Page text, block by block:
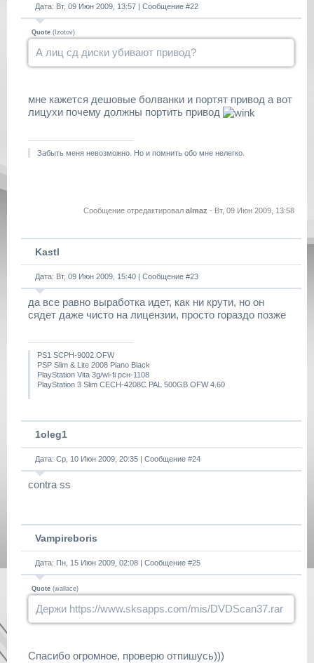
Дата: Вт, 09 Июн 2009, 13:57 | Сообщение #22
Quote ( Izotov)
А лиц сд диски убивают привод?
мне кажется дешовые болванки и портят привод а вот
лицухи почему должны портить привод
Забыть меня невозможно. Но и помнить обо мне нелегко.
Сообщение отредактировал almaz - Вт, 09 Июн 2009, 13:58
Kastl
Дата: Вт, 09 Июн 2009, 15:40 | Сообщение #23
да все равно выработка идет, как ни крути, но он
сядет даже чисто на лицензии, просто гораздо позже
PS1 SCPH-9002 OFW
PSP Slim & Lite 2008 Piano Black
PlayStation Vita 3g/wi-fi рсн-1108
PlayStation 3 Slim CECH-4208C PAL 500GB OFW 4.60
1oleg1
Дата: Ср, 10 Июн 2009, 20:35 | Сообщение #24
contra ss
Vampireboris
Дата: Пн, 15 Июн 2009, 02:08 | Сообщение #25
Quote (wallace)
Держи https://www.sksapps.com/mis/DVDScan37.rar
Спасибо огромное, проверю отпишусь)))